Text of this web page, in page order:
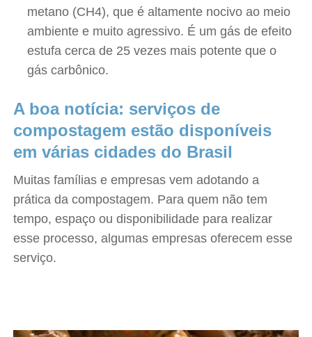
metano (CH4), que é altamente nocivo ao meio
ambiente e muito agressivo. É um gás de efeito
estufa cerca de 25 vezes mais potente que o
gás carbônico.
A boa notícia: serviços de
compostagem estão disponíveis
em várias cidades do Brasil
Muitas famílias e empresas vem adotando a
prática da compostagem. Para quem não tem
tempo, espaço ou disponibilidade para realizar
esse processo, algumas empresas oferecem esse
serviço.